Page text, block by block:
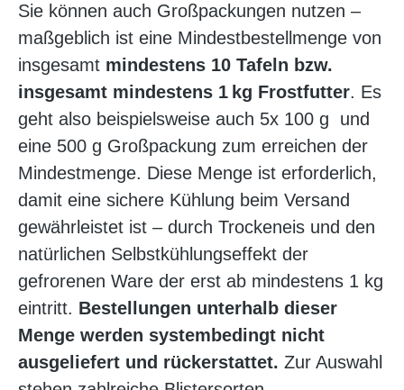
Sie können auch Großpackungen nutzen –
maßgeblich ist eine Mindestbestellmenge von
insgesamt mindestens 10 Tafeln bzw.
insgesamt mindestens 1 kg Frostfutter. Es
geht also beispielsweise auch 5x 100 g und
eine 500 g Großpackung zum erreichen der
Mindestmenge. Diese Menge ist erforderlich,
damit eine sichere Kühlung beim Versand
gewährleistet ist – durch Trockeneis und den
natürlichen Selbstkühlungseffekt der
gefrorenen Ware der erst ab mindestens 1 kg
eintritt. Bestellungen unterhalb dieser
Menge werden systembedingt nicht
ausgeliefert und rückerstattet. Zur Auswahl